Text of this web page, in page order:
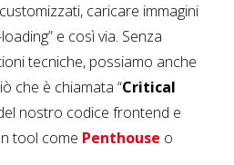
caricare immagini
e così via. Senza
tecniche, possiamo anche
che è chiamata “Critical
nostro codice frontend e
tool come Penthouse o